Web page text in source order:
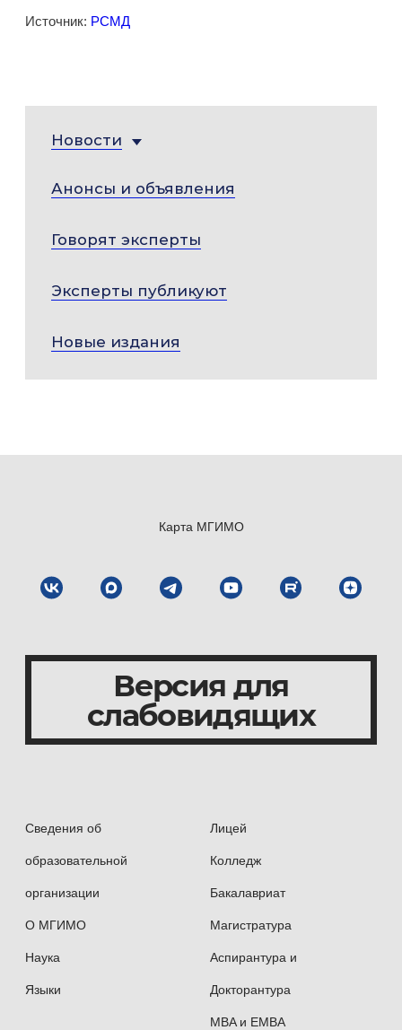
Источник: РСМД
Новости
Анонсы и объявления
Говорят эксперты
Эксперты публикуют
Новые издания
Сведения об
образовательной
организации
О МГИМО
Наука
Языки
Лицей
Колледж
Бакалавриат
Магистратура
Аспирантура и
Докторантура
MBA и EMBA
Карта МГИМО
Версия для
слабовидящих